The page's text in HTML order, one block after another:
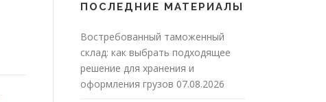
ПОСЛЕДНИЕ МАТЕРИАЛЫ
Востребованный таможенный
склад: как выбрать подходящее
решение для хранения и
оформления грузов 07.08.2026